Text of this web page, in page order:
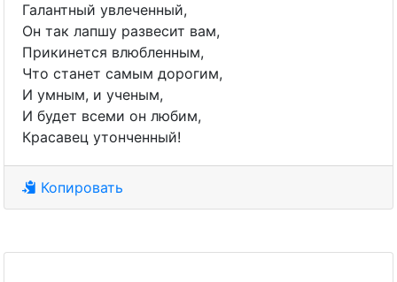
Галантный увлеченный,
Он так лапшу развесит вам,
Прикинется влюбленным,
Что станет самым дорогим,
И умным, и ученым,
И будет всеми он любим,
Красавец утонченный!
Копировать